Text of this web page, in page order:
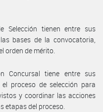
Selección tienen entre sus
bases de la convocatoria,
orden de mérito.
Concursal tiene entre sus
proceso de selección para
y coordinar las acciones
etapas del proceso.